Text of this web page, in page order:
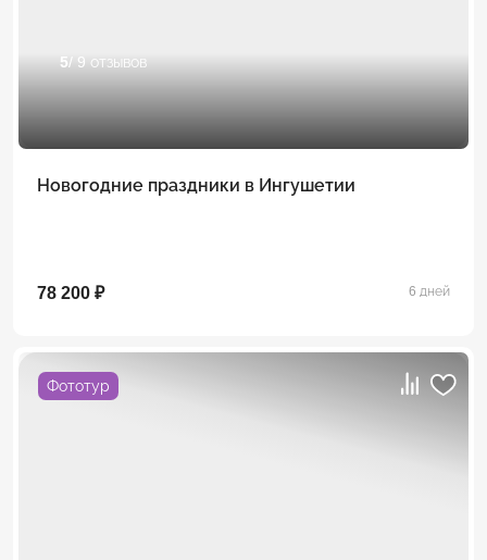
5/ 9 отзывов
Новогодние праздники в Ингушетии
78 200 ₽ 6 дней
Фототур